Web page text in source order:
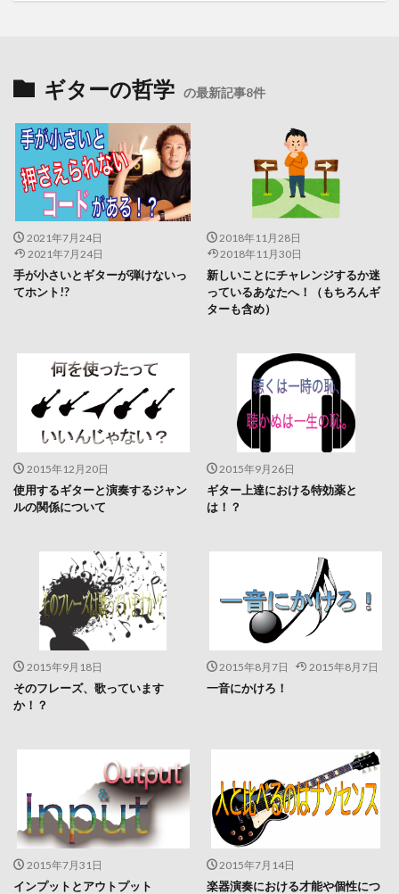
ギターの哲学 の最新記事8件
2021年7月24日
2021年7月24日
手が小さいとギターが弾けないっ
てホント!?
2018年11月28日
2018年11月30日
新しいことにチャレンジするか迷
っているあなたへ！（もちろんギ
ターも含め）
2015年12月20日
使用するギターと演奏するジャン
ルの関係について
2015年9月26日
ギター上達における特効薬と
は！？
2015年9月18日
そのフレーズ、歌っています
か！？
2015年8月7日 2015年8月7日
一音にかけろ！
2015年7月31日
インプットとアウトプット
2015年7月14日
楽器演奏における才能や個性につ